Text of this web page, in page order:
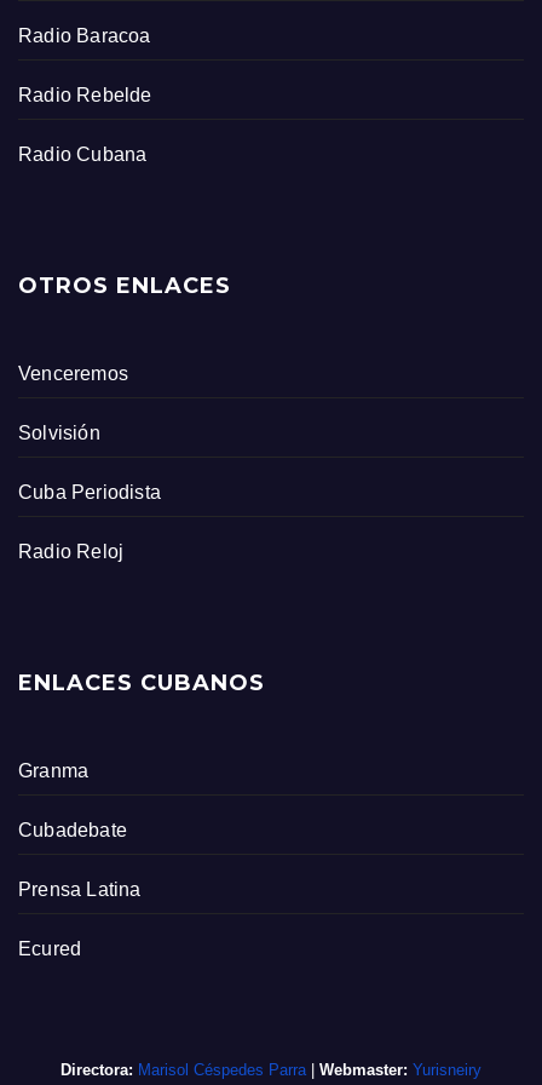
Radio Baracoa
Radio Rebelde
Radio Cubana
OTROS ENLACES
Venceremos
Solvisión
Cuba Periodista
Radio Reloj
ENLACES CUBANOS
Granma
Cubadebate
Prensa Latina
Ecured
Directora: Marisol Céspedes Parra | Webmaster: Yurisneiry